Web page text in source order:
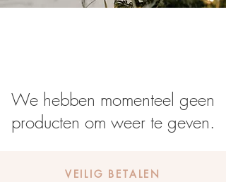
We hebben momenteel geen
producten om weer te geven.
VEILIG BETALEN